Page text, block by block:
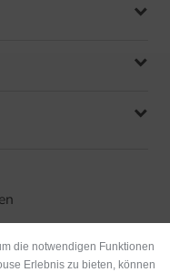
die notwendigen Funktionen
Erlebnis zu bieten, können